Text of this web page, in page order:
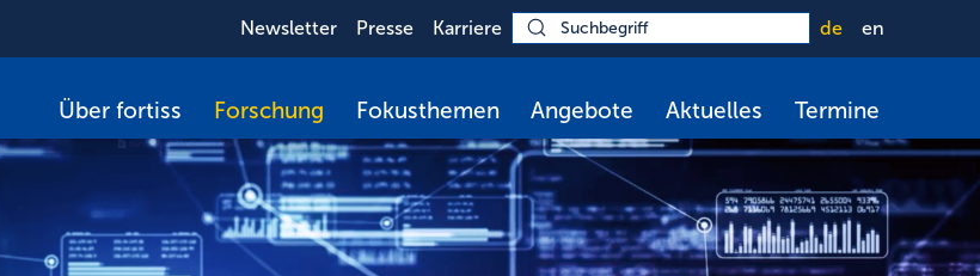
Newsletter Presse Karriere de en
Über fortiss Forschung Fokusthemen Angebote Aktuelles Termine